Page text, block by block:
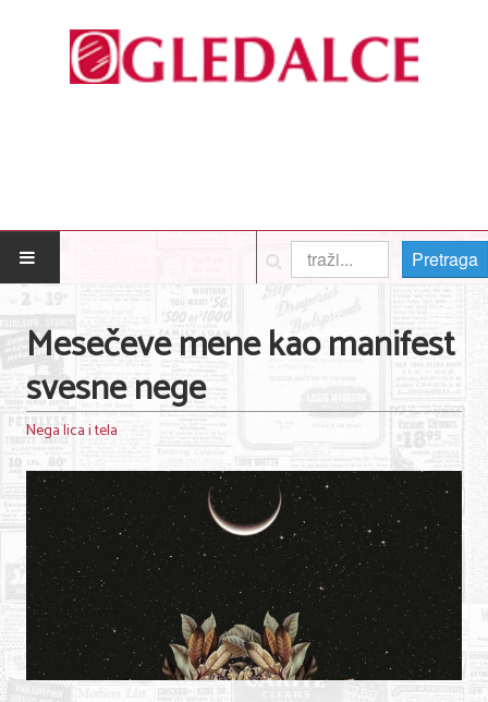
POČETNA
Posao
Usluge
Nega lica i tela
Shopping
Sve za venčanje
Sve za decu
Gastronomija
Kuća i bašta
Pretraga
Mesečeve mene kao manifest
svesne nege
Nega lica i tela